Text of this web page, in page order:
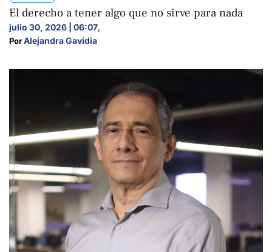
El derecho a tener algo que no sirve para nada
julio 30, 2026 | 06:07,
Por Alejandra Gavidia